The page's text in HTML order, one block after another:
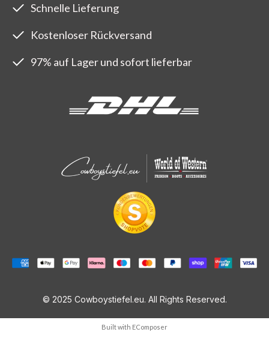
Schnelle Lieferung
Kostenloser Rückversand
97% auf Lager und sofort lieferbar
© 2025 Cowboystiefel.eu. All Rights Reserved.
Built with EComposer